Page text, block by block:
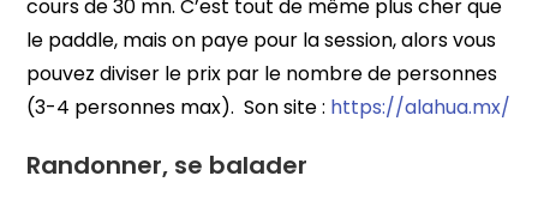
cours de 30 mn. C’est tout de même plus cher que
le paddle, mais on paye pour la session, alors vous
pouvez diviser le prix par le nombre de personnes
(3-4 personnes max). Son site : https://alahua.mx/
Randonner, se balader